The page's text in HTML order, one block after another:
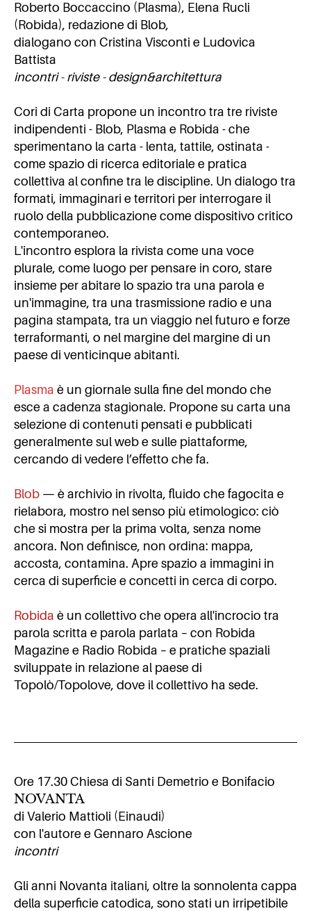
Roberto Boccaccino (Plasma), Elena Rucli
(Robida), redazione di Blob,
dialogano con Cristina Visconti e Ludovica
Battista
incontri - riviste - design&architettura
Cori di Carta propone un incontro tra tre riviste
indipendenti - Blob, Plasma e Robida - che
sperimentano la carta - lenta, tattile, ostinata -
come spazio di ricerca editoriale e pratica
collettiva al confine tra le discipline. Un dialogo tra
formati, immaginari e territori per interrogare il
ruolo della pubblicazione come dispositivo critico
contemporaneo.
L'incontro esplora la rivista come una voce
plurale, come luogo per pensare in coro, stare
insieme per abitare lo spazio tra una parola e
un'immagine, tra una trasmissione radio e una
pagina stampata, tra un viaggio nel futuro e forze
terraformanti, o nel margine del margine di un
paese di venticinque abitanti.
Plasma è un giornale sulla fine del mondo che
esce a cadenza stagionale. Propone su carta una
selezione di contenuti pensati e pubblicati
generalmente sul web e sulle piattaforme,
cercando di vedere l’effetto che fa.
Blob — è archivio in rivolta, fluido che fagocita e
rielabora, mostro nel senso più etimologico: ciò
che si mostra per la prima volta, senza nome
ancora. Non definisce, non ordina: mappa,
accosta, contamina. Apre spazio a immagini in
cerca di superficie e concetti in cerca di corpo.
Robida è un collettivo che opera all'incrocio tra
parola scritta e parola parlata – con Robida
Magazine e Radio Robida – e pratiche spaziali
sviluppate in relazione al paese di
Topolò/Topolove, dove il collettivo ha sede.
Ore 17.30 Chiesa di Santi Demetrio e Bonifacio
NOVANTA
di Valerio Mattioli (Einaudi)
con l'autore e Gennaro Ascione
incontri
Gli anni Novanta italiani, oltre la sonnolenta cappa
della superficie catodica, sono stati un irripetibile